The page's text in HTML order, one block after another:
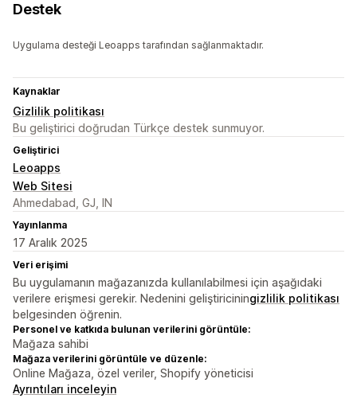
Destek
Uygulama desteği Leoapps tarafından sağlanmaktadır.
Kaynaklar
Gizlilik politikası
Bu geliştirici doğrudan Türkçe destek sunmuyor.
Geliştirici
Leoapps
Web Sitesi
Ahmedabad, GJ, IN
Yayınlanma
17 Aralık 2025
Veri erişimi
Bu uygulamanın mağazanızda kullanılabilmesi için aşağıdaki
verilere erişmesi gerekir. Nedenini geliştiriciningizlilik politikası
belgesinden öğrenin.
Personel ve katkıda bulunan verilerini görüntüle:
Mağaza sahibi
Mağaza verilerini görüntüle ve düzenle:
Online Mağaza, özel veriler, Shopify yöneticisi
Ayrıntıları inceleyin